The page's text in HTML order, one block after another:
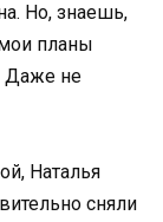
Но, знаешь,
планы
Даже не
Наталья
сняли